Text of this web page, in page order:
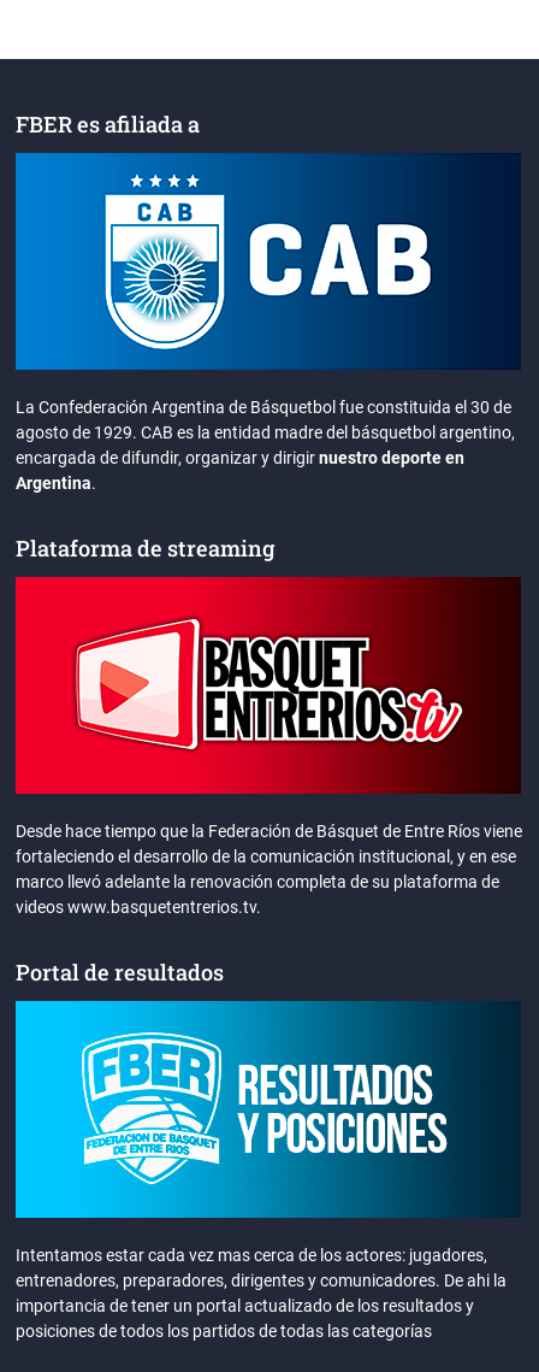
FBER es afiliada a
La Confederación Argentina de Básquetbol fue constituida el 30 de
agosto de 1929. CAB es la entidad madre del básquetbol argentino,
encargada de difundir, organizar y dirigirnuestro deporte en
Argentina.
Plataforma de streaming
Desde hace tiempo que la Federación de Básquet de Entre Ríos viene
fortaleciendo el desarrollo de la comunicación institucional, y en ese
marco llevó adelante la renovación completa de su plataforma de
videos www.basquetentrerios.tv.
Portal de resultados
Intentamos estar cada vez mas cerca de los actores: jugadores,
entrenadores, preparadores, dirigentes y comunicadores. De ahi la
importancia de tener un portal actualizado de los resultados y
posiciones de todos los partidos de todas las categorías